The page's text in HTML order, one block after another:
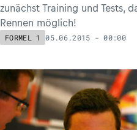
zunächst Training und Tests,
Rennen möglich!
FORMEL 1 05.06.2015 - 00:00